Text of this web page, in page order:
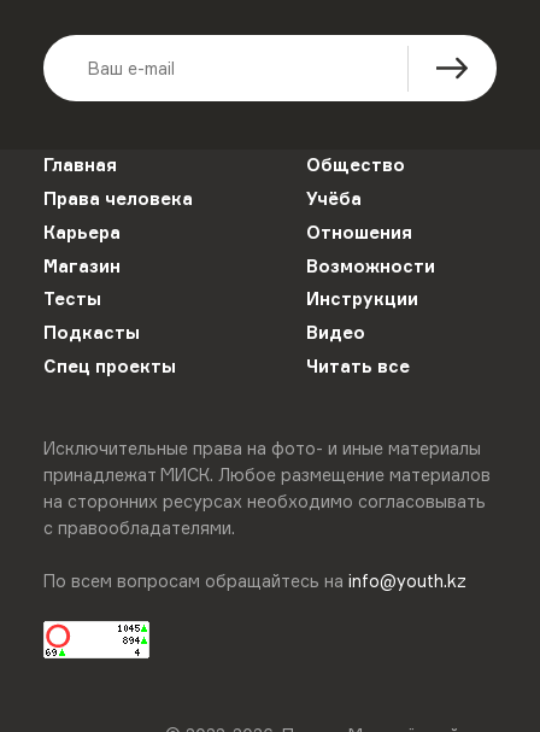
Главная
Общество
Права человека
Учёба
Карьера
Отношения
Магазин
Возможности
Тесты
Инструкции
Подкасты
Видео
Спец проекты
Читать все
Исключительные права на фото- и иные материалы
принадлежат МИСК. Любое размещение материалов
на сторонних ресурсах необходимо согласовывать
с правообладателями.
По всем вопросам обращайтесь на info@youth.kz